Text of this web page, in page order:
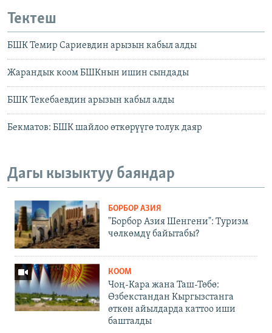
Тектеш
БШК Темир Сариевдин арызын кабыл алды
Жарандык коом БШКнын ишин сындады
БШК Текебаевдин арызын кабыл алды
Бекматов: БШК шайлоо өткөрүүгө толук даяр
Дагы кызыктуу баяндар
БОРБОР АЗИЯ
"Борбор Азия Шенгени": Туризм
чөлкөмдү байытабы?
КООМ
Чоң-Кара жана Таш-Төбө:
Өзбекстандан Кыргызстанга
өткөн айылдарда каттоо иши
башталды